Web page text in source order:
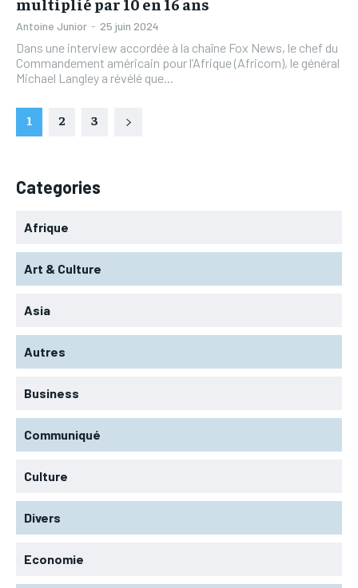
Antoine Junior - 25 juin 2024
Dans une interview accordée à la chaîne Fox News, le chef du
Commandement américain pour l’Afrique (Africom), le général
Michael Langley a révélé que...
1 2 3
Categories
Afrique
Art & Culture
Asia
Autres
Business
Communiqué
Culture
Divers
Economie